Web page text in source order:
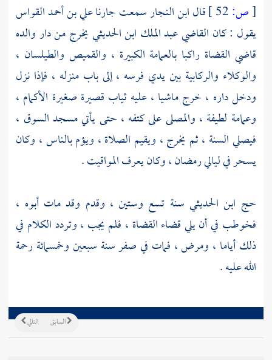
[ص: قالابن النجارسمعت جارناعلي بن أحمد القواس
يقول : كان القاضي عبد الملك ابن الحديثييخرج من دار والده
قاضي القضاة راكبا بالعمامة الكبيرة ، والقميص والطيلسان ،
والوكلاء والركابية بين يدي فرسه ، إلى باب منزله ، فإذا نزل
ودخل داره ، خرج ماشيا ، عليه ثياب قصيرة صغيرة الأكمام ،
وعمامة لطيفة ، والمصلى على كتفه ، حتى يأتي مسجد السوق ،
فيصلي السنة ، ثم يخرج ، ويقيم الصلاة ، ويؤم بالناس ، وكان
يسحر في ليالي رمضان ، وكان يعرف المواقيت .
حج ابن الحديثي سنة تسع وستين ، وقدم وقد مات أبوه ،
فخوطب في أن يلي قضاء القضاة ، فلم يجب ، وتردد الكلام في
ذلك أياما ، ومرض ، فمات في صفر سنة سبعين وخمسمائة رحمة
الله عليه .
التالي السابق